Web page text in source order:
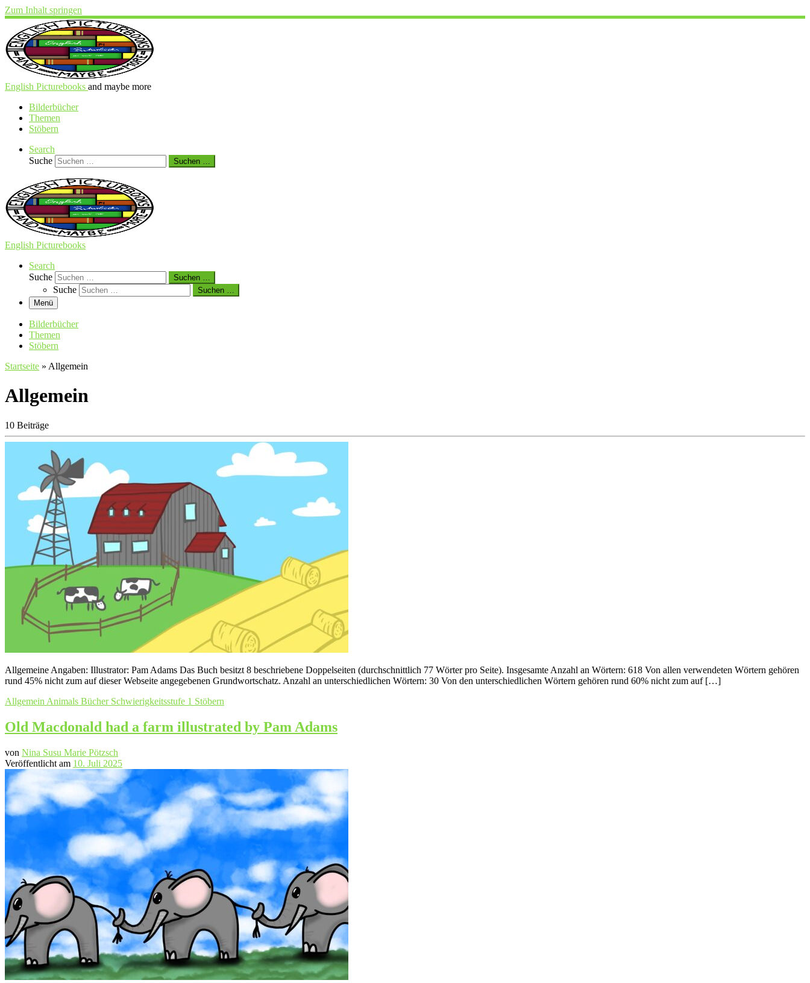
Zum Inhalt springen
English Picturebooks and maybe more
Bilderbücher
Themen
Stöbern
Search
Suche
Suchen …
English Picturebooks
Search
Suche
Suchen …
Suche
Suchen …
Menü
Bilderbücher
Themen
Stöbern
Startseite » Allgemein
Allgemein
10 Beiträge
Allgemeine Angaben: Illustrator: Pam Adams Das Buch besitzt 8 beschriebene Doppelseiten (durchschnittlich 77 Wörter pro Seite). Insgesamte Anzahl an Wörtern: 618 Von allen verwendeten Wörtern gehören
rund 45% nicht zum auf dieser Webseite angegebenen Grundwortschatz. Anzahl an unterschiedlichen Wörtern: 30 Von den unterschiedlichen Wörtern gehören rund 60% nicht zum auf […]
Allgemein Animals Bücher Schwierigkeitsstufe 1 Stöbern
Old Macdonald had a farm illustrated by Pam Adams
von Nina Susu Marie Pötzsch
Veröffentlicht am 10. Juli 2025